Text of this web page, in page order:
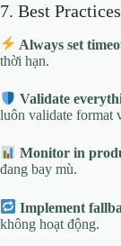
7. Best Practices
Always set
thời hạn.
Validate
luôn validate format
Monitor in
đang bay mù.
Implement
không hoạt động.